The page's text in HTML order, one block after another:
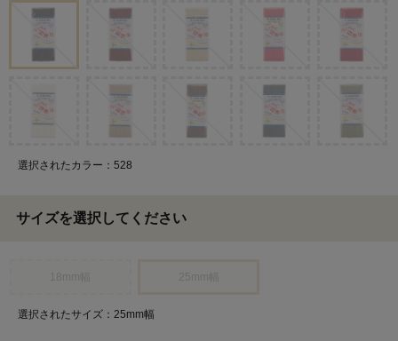
選択されたカラー：528
サイズを選択してください
選択されたサイズ：25mm幅